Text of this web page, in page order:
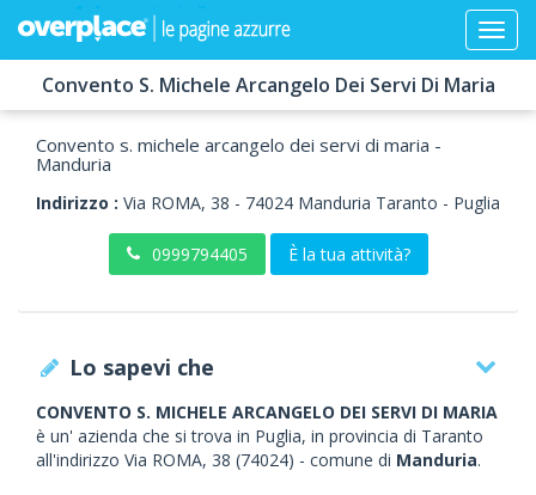
Convento S. Michele Arcangelo Dei Servi Di Maria
Convento s. michele arcangelo dei servi di maria -
Manduria
Indirizzo : Via ROMA, 38 - 74024 Manduria Taranto - Puglia
0999794405 È la tua attività?
Lo sapevi che
CONVENTO S. MICHELE ARCANGELO DEI SERVI DI MARIA
è un' azienda che si trova in Puglia, in provincia di Taranto
all'indirizzo Via ROMA, 38 (74024) - comune di Manduria.